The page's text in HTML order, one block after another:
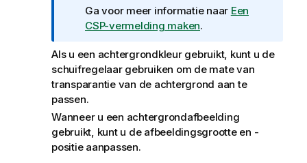
e
Ga voor meer informatie naar Een
CSP-vermelding maken.
Als u een achtergrondkleur gebruikt, kunt u de
schuifregelaar gebruiken om de mate van
transparantie van de achtergrond aan te
passen.
Wanneer u een achtergrondafbeelding
gebruikt, kunt u de afbeeldingsgrootte en -
positie aanpassen.